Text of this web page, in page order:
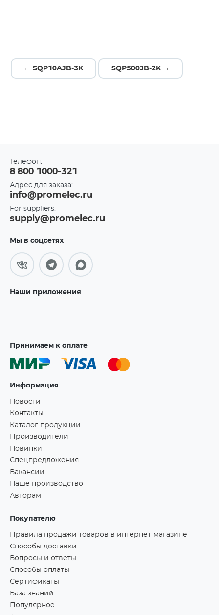
← SQP10AJB-3K SQP500JB-2K →
Телефон:
8 800 1000-321
Адрес для заказа:
info@promelec.ru
For suppliers:
supply@promelec.ru
Мы в соцсетях
Наши приложения
Принимаем к оплате
Информация
Новости
Контакты
Каталог продукции
Производители
Новинки
Спецпредложения
Вакансии
Наше производство
Авторам
Покупателю
Правила продажи товаров в интернет-магазине
Способы доставки
Вопросы и ответы
Способы оплаты
Сертификаты
База знаний
Популярное